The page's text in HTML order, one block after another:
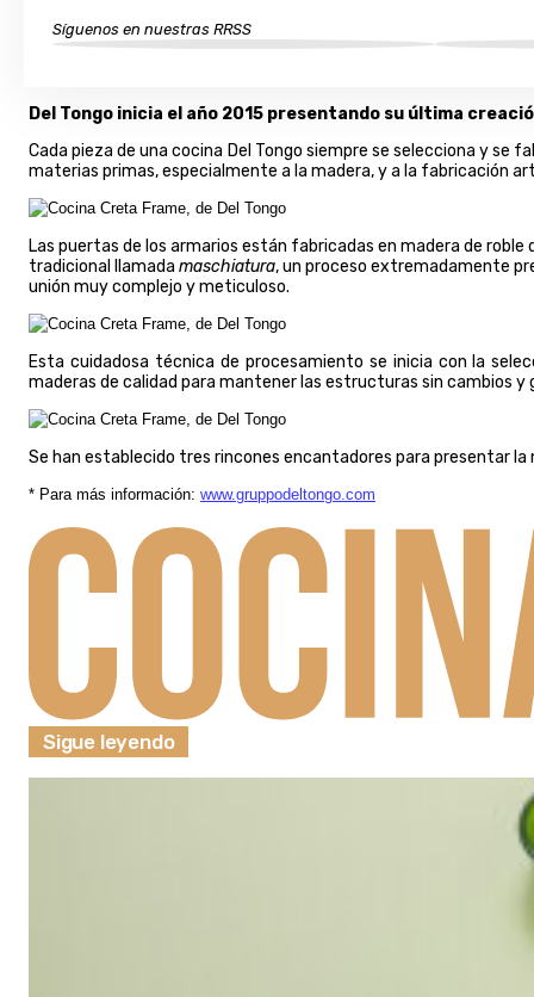
Síguenos en nuestras RRSS
Del Tongo inicia el año 2015 presentando su última
Cada pieza de una cocina Del Tongo siempre se selecciona y se
materias primas, especialmente a la madera, y a la fabricación
Las puertas de los armarios están fabricadas en madera de
tradicional llamada maschiatura, un proceso extremadamente
unión muy complejo y meticuloso.
Esta cuidadosa técnica de procesamiento se inicia con la
maderas de calidad para mantener las estructuras sin cambios
Se han establecido tres rincones encantadores para presentar
* Para más información: www.gruppodeltongo.com
Sigue leyendo